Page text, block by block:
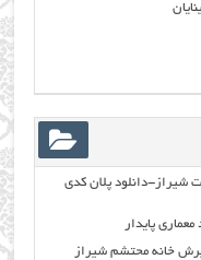
شیراز-دانلود پلان کدی
پایدار
برش خانه محتشم شیراز